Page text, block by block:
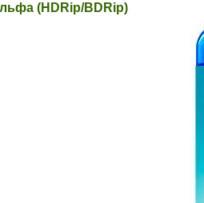
(HDRip/BDRip)